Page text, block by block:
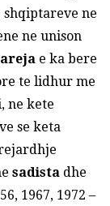
ne
ne unison
e ka bere
te lidhur me
ne kete
se keta
sadista dhe
1967, 1972 –